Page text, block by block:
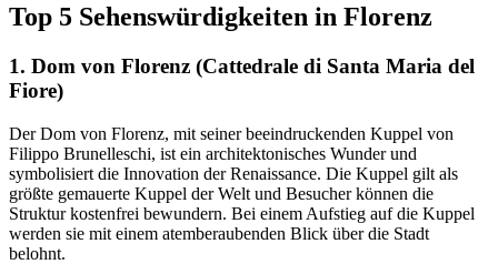
Top 5 Sehenswürdigkeiten in Florenz
1. Dom von Florenz (Cattedrale di Santa Maria del
Fiore)
Der Dom von Florenz, mit seiner beeindruckenden Kuppel von
Filippo Brunelleschi, ist ein architektonisches Wunder und
symbolisiert die Innovation der Renaissance. Die Kuppel gilt als
größte gemauerte Kuppel der Welt und Besucher können die
Struktur kostenfrei bewundern. Bei einem Aufstieg auf die Kuppel
werden sie mit einem atemberaubenden Blick über die Stadt
belohnt.